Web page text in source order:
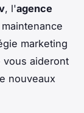
, l'agence
marketing
aideront
nouveaux